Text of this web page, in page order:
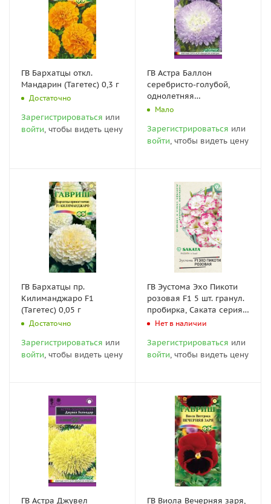
ГВ Бархатцы откл.
Мандарин (Тагетес) 0,3 г
Достаточно
Зарегистрироваться или
войти, чтобы видеть цену
ГВ Астра Баллон
серебристо-голубой,
однолетняя
(густомахровая)* 0.05 гр
Мало
Зарегистрироваться или
войти, чтобы видеть цену
ГВ Бархатцы пр.
Килиманджаро F1
(Тагетес) 0,05 г
Достаточно
Зарегистрироваться или
войти, чтобы видеть цену
ГВ Эустома Эхо Пикоти
розовая F1 5 шт. гранул.
пробирка, Саката серия
Эксклюзив
Нет в наличии
Зарегистрироваться или
войти, чтобы видеть цену
ГВ Астра Джувел ГВ Виола Вечерняя заря,